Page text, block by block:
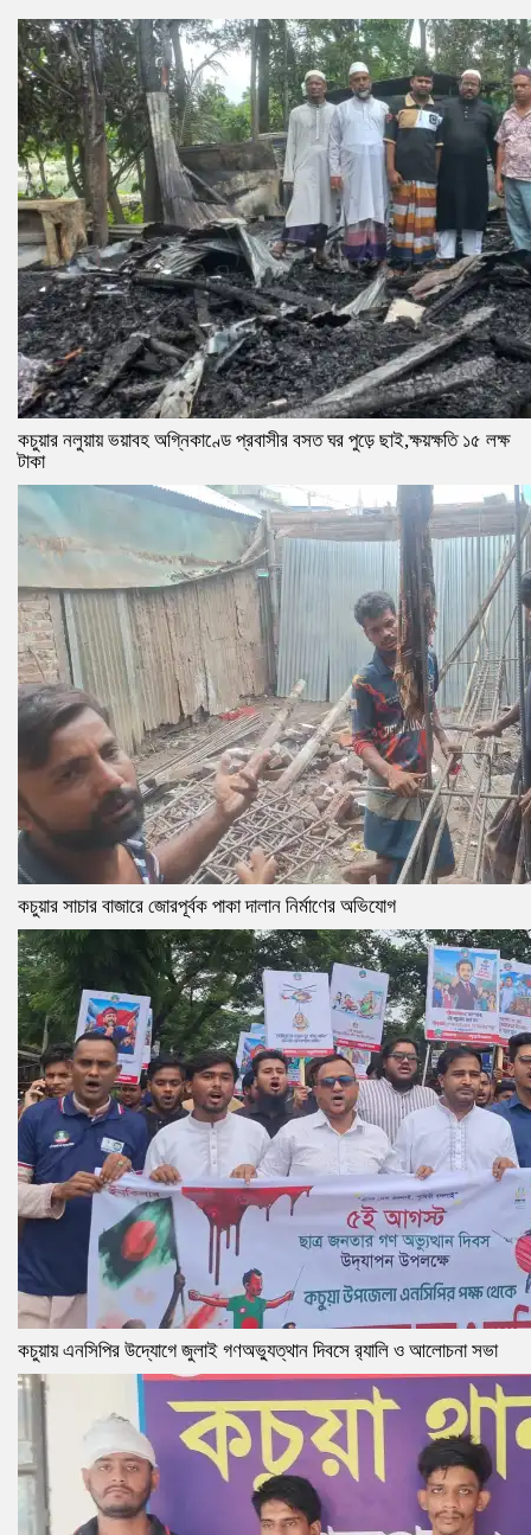
কচুয়ার নলুয়ায় ভয়াবহ অগ্নিকাণ্ডে প্রবাসীর বসত ঘর পুড়ে ছাই,ক্ষয়ক্ষতি ১৫ লক্ষ
টাকা
কচুয়ার সাচার বাজারে জোরপূর্বক পাকা দালান নির্মাণের অভিযোগ
কচুয়ায় এনসিপির উদ্যোগে জুলাই গণঅভ্যুত্থান দিবসে র‌্যালি ও আলোচনা সভা